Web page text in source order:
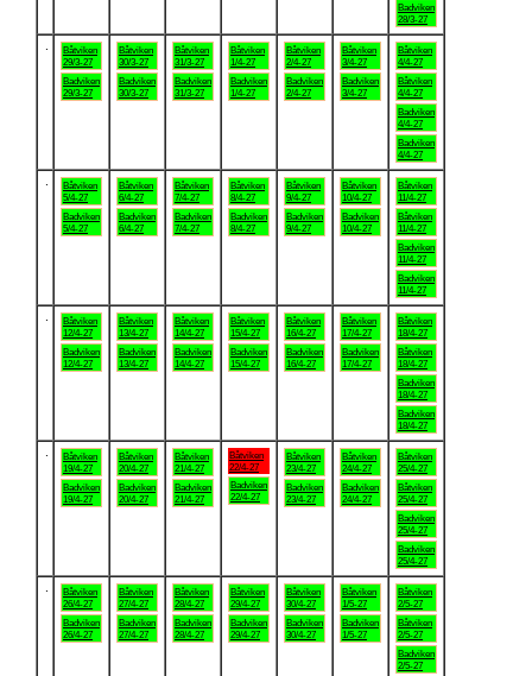
Badviken
28/3-27
Båtviken
29/3-27
Badviken
29/3-27
Båtviken
30/3-27
Badviken
30/3-27
Båtviken
31/3-27
Badviken
31/3-27
Båtviken
1/4-27
Badviken
1/4-27
Båtviken
2/4-27
Badviken
2/4-27
Båtviken
3/4-27
Badviken
3/4-27
Båtviken
4/4-27
Båtviken
4/4-27
Badviken
4/4-27
Badviken
4/4-27
Båtviken
5/4-27
Badviken
5/4-27
Båtviken
6/4-27
Badviken
6/4-27
Båtviken
7/4-27
Badviken
7/4-27
Båtviken
8/4-27
Badviken
8/4-27
Båtviken
9/4-27
Badviken
9/4-27
Båtviken
10/4-27
Badviken
10/4-27
Båtviken
11/4-27
Båtviken
11/4-27
Badviken
11/4-27
Badviken
11/4-27
Båtviken
12/4-27
Badviken
12/4-27
Båtviken
13/4-27
Badviken
13/4-27
Båtviken
14/4-27
Badviken
14/4-27
Båtviken
15/4-27
Badviken
15/4-27
Båtviken
16/4-27
Badviken
16/4-27
Båtviken
17/4-27
Badviken
17/4-27
Båtviken
18/4-27
Båtviken
18/4-27
Badviken
18/4-27
Badviken
18/4-27
Båtviken
19/4-27
Badviken
19/4-27
Båtviken
20/4-27
Badviken
20/4-27
Båtviken
21/4-27
Badviken
21/4-27
Båtviken
22/4-27
Badviken
22/4-27
Båtviken
23/4-27
Badviken
23/4-27
Båtviken
24/4-27
Badviken
24/4-27
Båtviken
25/4-27
Båtviken
25/4-27
Badviken
25/4-27
Badviken
25/4-27
Båtviken
26/4-27
Badviken
26/4-27
Båtviken
27/4-27
Badviken
27/4-27
Båtviken
28/4-27
Badviken
28/4-27
Båtviken
29/4-27
Badviken
29/4-27
Båtviken
30/4-27
Badviken
30/4-27
Båtviken
1/5-27
Badviken
1/5-27
Båtviken
2/5-27
Båtviken
2/5-27
Badviken
2/5-27